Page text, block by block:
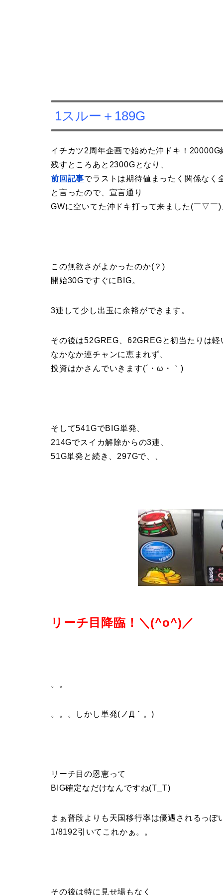
1スルー＋189G
イチカツ2周年企画で始めた沖ドキ！20000G
残すところあと2300Gとなり、
前回記事でラストは期待値まったく関係なく
と言ったので、宣言通り
GWに空いてた沖ドキ打って来ました(￣▽￣)
この無欲さがよかったのか(？)
開始30GですぐにBIG。
3連して少し出玉に余裕ができます。
その後は52GREG、62GREGと初当たりは軽
なかなか連チャンに恵まれず、
投資はかさんでいきます(´・ω・｀)
そして541GでBIG単発、
214Gでスイカ解除からの3連、
51G単発と続き、297Gで、、
リーチ目降臨！＼(^o^)／
。。
。。。しかし単発(ノД｀。)
リーチ目の恩恵って
BIG確定なだけなんですね(T_T)
まぁ普段よりも天国移行率は優遇されるっぽ
1/8192引いてこれかぁ。。
その後は特に見せ場もなく